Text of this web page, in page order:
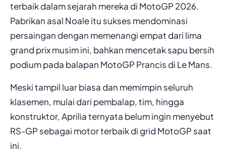
terbaik dalam sejarah mereka di MotoGP 2026.
Pabrikan asal Noale itu sukses mendominasi
persaingan dengan memenangi empat dari lima
grand prix musim ini, bahkan mencetak sapu bersih
podium pada balapan MotoGP Prancis di Le Mans.
Meski tampil luar biasa dan memimpin seluruh
klasemen, mulai dari pembalap, tim, hingga
konstruktor, Aprilia ternyata belum ingin menyebut
RS-GP sebagai motor terbaik di grid MotoGP saat
ini.